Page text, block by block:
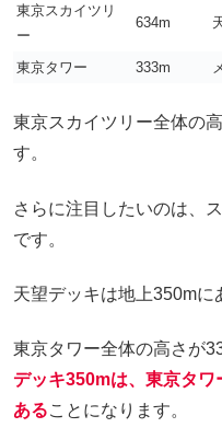
東京スカイツリ
ー
634m
東京タワー 333m
東京スカイツリー全体の
す。
さらに注目したいのは、
です。
天望デッキは地上350mに
東京タワー全体の高さが
デッキ350mは、東京タ
あることになります。